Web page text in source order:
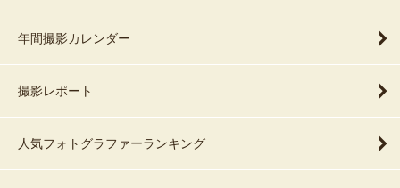
年間撮影カレンダー
撮影レポート
人気フォトグラファーランキング